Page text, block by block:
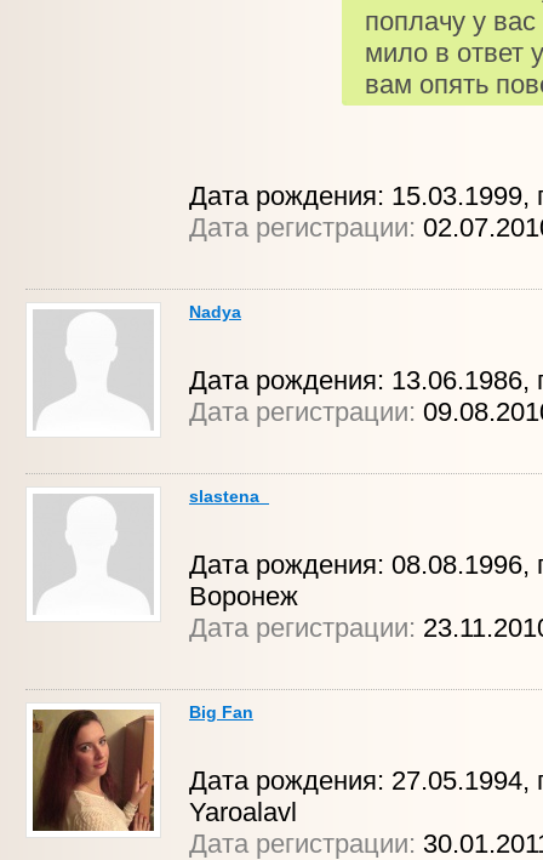
поплачу у
мило в ответ
вам опять
Дата рождения: 15.03.1999,
Дата регистрации:
Nadya
Дата рождения: 13.06.1986,
Дата регистрации:
slastena_
Дата рождения: 08.08.1996,
Воронеж
Дата регистрации:
Big Fan
Дата рождения: 27.05.1994,
Yaroalavl
Дата регистрации: